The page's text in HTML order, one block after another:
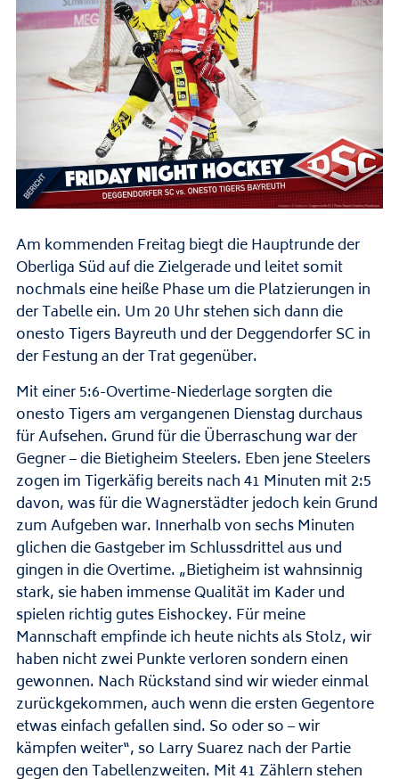
Am kommenden Freitag biegt die Hauptrunde der
Oberliga Süd auf die Zielgerade und leitet somit
nochmals eine heiße Phase um die Platzierungen in
der Tabelle ein. Um 20 Uhr stehen sich dann die
onesto Tigers Bayreuth und der Deggendorfer SC in
der Festung an der Trat gegenüber.
Mit einer 5:6-Overtime-Niederlage sorgten die
onesto Tigers am vergangenen Dienstag durchaus
für Aufsehen. Grund für die Überraschung war der
Gegner – die Bietigheim Steelers. Eben jene Steelers
zogen im Tigerkäfig bereits nach 41 Minuten mit 2:5
davon, was für die Wagnerstädter jedoch kein Grund
zum Aufgeben war. Innerhalb von sechs Minuten
glichen die Gastgeber im Schlussdrittel aus und
gingen in die Overtime. „Bietigheim ist wahnsinnig
stark, sie haben immense Qualität im Kader und
spielen richtig gutes Eishockey. Für meine
Mannschaft empfinde ich heute nichts als Stolz, wir
haben nicht zwei Punkte verloren sondern einen
gewonnen. Nach Rückstand sind wir wieder einmal
zurückgekommen, auch wenn die ersten Gegentore
etwas einfach gefallen sind. So oder so – wir
kämpfen weiter“, so Larry Suarez nach der Partie
gegen den Tabellenzweiten. Mit 41 Zählern stehen